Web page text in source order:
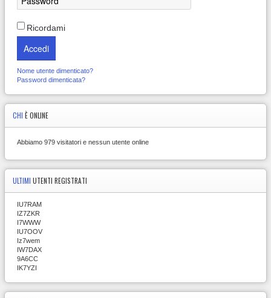
Ricordami
Accedi
Nome utente dimenticato?
Password dimenticata?
CHI È ONLINE
Abbiamo 979 visitatori e nessun utente online
ULTIMI UTENTI REGISTRATI
IU7RAM
IZ7ZKR
I7WWW
IU7OOV
Iz7wem
IW7DAX
9A6CC
IK7YZI